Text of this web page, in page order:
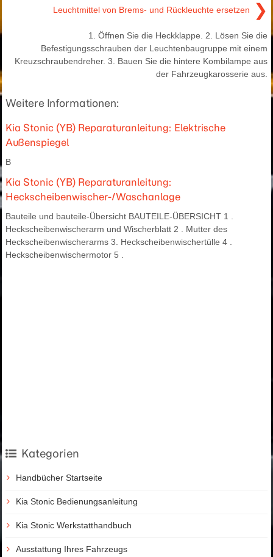
Leuchtmittel von Brems- und Rückleuchte ersetzen ❯
1. Öffnen Sie die Heckklappe. 2. Lösen Sie die
Befestigungsschrauben der Leuchtenbaugruppe mit einem
Kreuzschraubendreher. 3. Bauen Sie die hintere Kombilampe aus
der Fahrzeugkarosserie aus.
Weitere Informationen:
Kia Stonic (YB) Reparaturanleitung: Elektrische
Außenspiegel
B
Kia Stonic (YB) Reparaturanleitung:
Heckscheibenwischer-/Waschanlage
Bauteile und bauteile-Übersicht BAUTEILE-ÜBERSICHT 1 .
Heckscheibenwischerarm und Wischerblatt 2 . Mutter des
Heckscheibenwischerarms 3. Heckscheibenwischertülle 4 .
Heckscheibenwischermotor 5 .
Kategorien
Handbücher Startseite
Kia Stonic Bedienungsanleitung
Kia Stonic Werkstatthandbuch
Ausstattung Ihres Fahrzeugs